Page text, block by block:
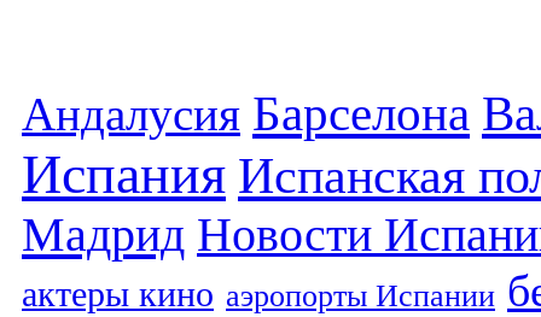
Андалусия Барселона
Испания Испанская
Мадрид Новости
актеры кино аэропорты Испании